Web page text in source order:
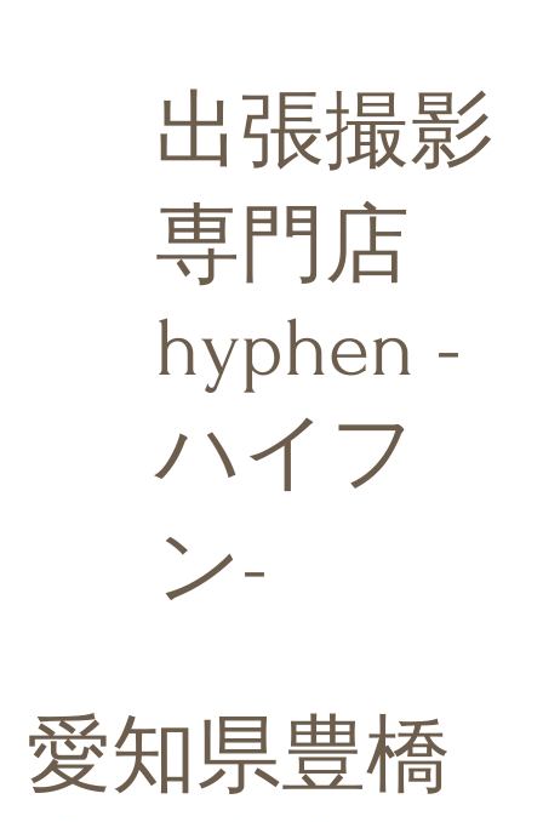
出張撮影
専門店
hyphen -
ハイフ
ン-
愛知県豊橋